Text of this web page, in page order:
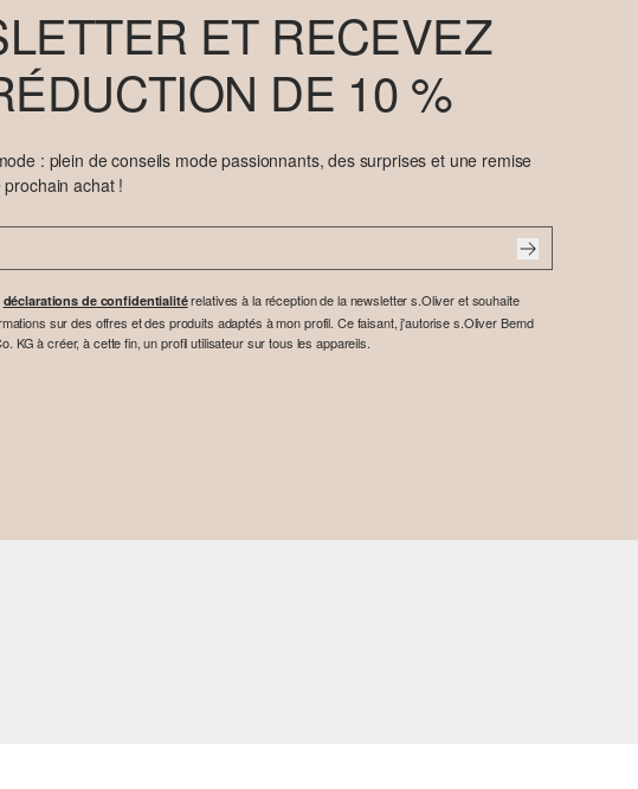
ET RECEVEZ
DE 10 %
: plein de conseils mode passionnants, des surprises et une remise
achat !
déclarations de confidentialitérelatives à la réception de la newsletter s.Oliver et souhaite
sur des offres et des produits adaptés à mon profil. Ce faisant, j'autorise s.Oliver Bernd
KG à créer, à cette fin, un profil utilisateur sur tous les appareils.